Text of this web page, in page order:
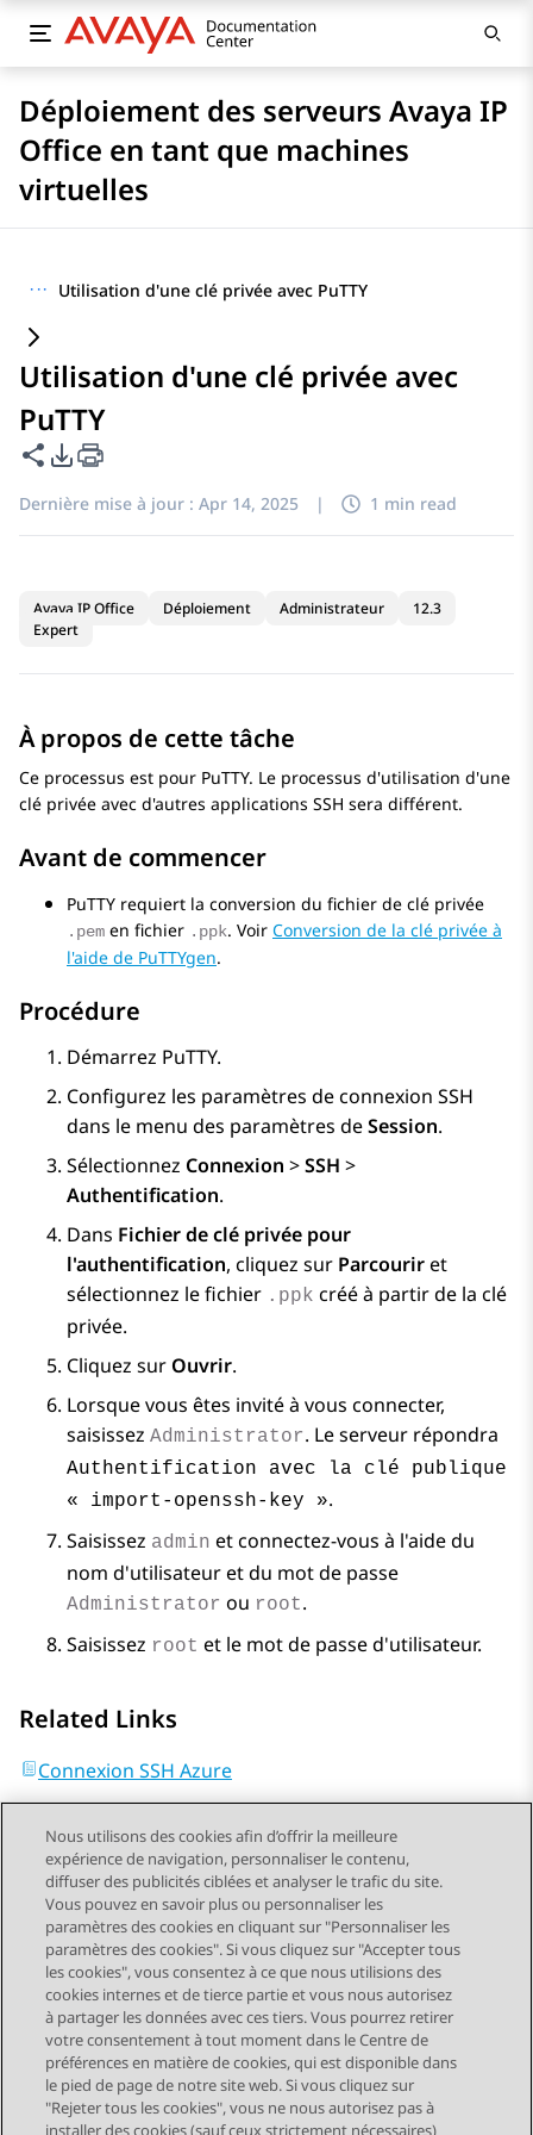
Déploiement des serveurs Avaya IP
Office en tant que machines
virtuelles
··· Utilisation d'une clé privée avec PuTTY
Utilisation d'une clé privée avec
PuTTY
Partager cette page
Options d'exportation PDF
Dernière mise à jour : Apr 14, 2025 | 1 min read
Avaya IP Office Déploiement Administrateur
12.3
Expert
À propos de cette tâche
Ce processus est pour PuTTY. Le processus d'utilisation d'une
clé privée avec d'autres applications SSH sera différent.
Avant de commencer
PuTTY requiert la conversion du fichier de clé privée
.pem en fichier .ppk. Voir Conversion de la clé privée à
l'aide de PuTTYgen.
Procédure
Démarrez PuTTY.
Configurez les paramètres de connexion SSH
dans le menu des paramètres deSession.
Sélectionnez Connexion >SSH >
Authentification.
Dans Fichier de clé privée pour
l'authentification, cliquez sur Parcouriret
sélectionnez le fichier .ppk créé à partir de la clé
privée.
Cliquez sur Ouvrir.
Lorsque vous êtes invité à vous connecter,
saisissez Administrator. Le serveur répondra
Authentification avec la clé publique
« import-openssh-key ».
Saisissez admin et connectez-vous à l'aide du
nom d'utilisateur et du mot de passe
Administrator ou root.
Saisissez root et le mot de passe d'utilisateur.
Related Links
Connexion SSH Azure
Send Feedback
Navigation par sujet
Sujet précédent Sujet suivant
STAY CONNECTED
Nous utilisons des cookies afin d’offrir la meilleure
expérience de navigation, personnaliser le contenu,
diffuser des publicités ciblées et analyser le trafic du site.
Vous pouvez en savoir plus ou personnaliser les
paramètres des cookies en cliquant sur "Personnaliser les
paramètres des cookies". Si vous cliquez sur "Accepter tous
les cookies", vous consentez à ce que nous utilisions des
cookies internes et de tierce partie et vous nous autorisez
à partager les données avec ces tiers. Vous pourrez retirer
votre consentement à tout moment dans le Centre de
préférences en matière de cookies, qui est disponible dans
le pied de page de notre site web. Si vous cliquez sur
"Rejeter tous les cookies", vous ne nous autorisez pas à
installer des cookies (sauf ceux strictement nécessaires)